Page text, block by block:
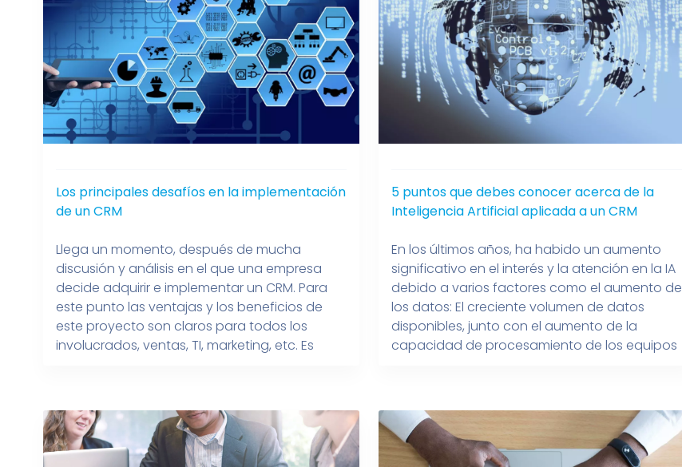
Los principales desafíos en la implementación
de un CRM
Llega un momento, después de mucha
discusión y análisis en el que una empresa
decide adquirir e implementar un CRM. Para
este punto las ventajas y los beneficios de
este proyecto son claros para todos los
involucrados, ventas, TI, marketing, etc. Es
5 puntos que debes conocer acerca de la
Inteligencia Artificial aplicada a un CRM
En los últimos años, ha habido un aumento
significativo en el interés y la atención en la IA
debido a varios factores como el aumento de
los datos: El creciente volumen de datos
disponibles, junto con el aumento de la
capacidad de procesamiento de los equipos